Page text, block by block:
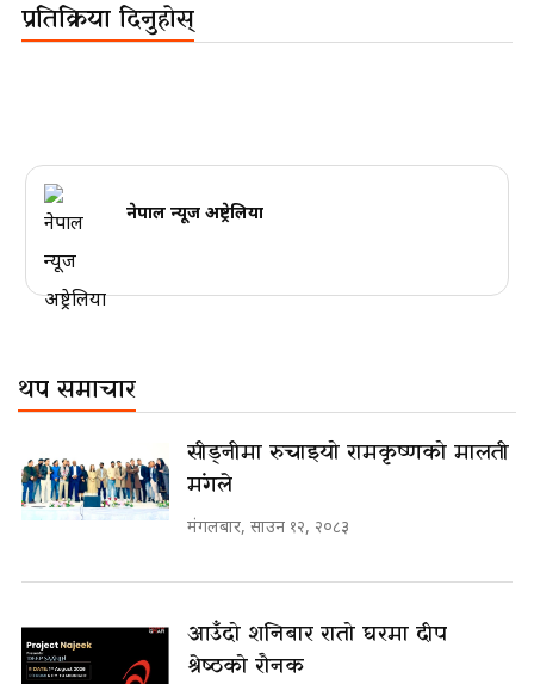
प्रतिक्रिया दिनुहोस्
नेपाल न्यूज अष्ट्रेलिया
थप समाचार
सीड्नीमा रुचाइयो रामकृष्णको मालती
मंगले
मंगलबार, साउन १२, २०८३
आउँदो शनिबार रातो घरमा दीप
श्रेष्ठको रौनक